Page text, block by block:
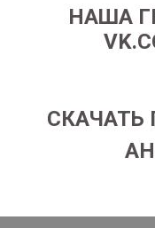
НАША
СКАЧАТЬ